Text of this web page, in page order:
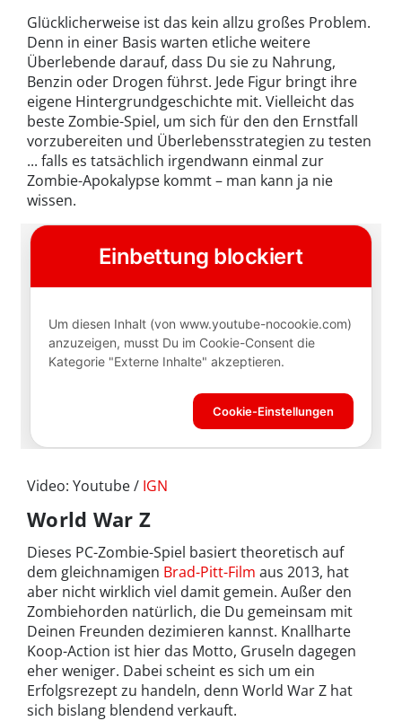
Glücklicherweise ist das kein allzu großes Problem.
Denn in einer Basis warten etliche weitere
Überlebende darauf, dass Du sie zu Nahrung,
Benzin oder Drogen führst. Jede Figur bringt ihre
eigene Hintergrundgeschichte mit. Vielleicht das
beste Zombie-Spiel, um sich für den den Ernstfall
vorzubereiten und Überlebensstrategien zu testen
... falls es tatsächlich irgendwann einmal zur
Zombie-Apokalypse kommt – man kann ja nie
wissen.
Video: Youtube / IGN
World War Z
Dieses PC-Zombie-Spiel basiert theoretisch auf
dem gleichnamigen Brad-Pitt-Film aus 2013, hat
aber nicht wirklich viel damit gemein. Außer den
Zombiehorden natürlich, die Du gemeinsam mit
Deinen Freunden dezimieren kannst. Knallharte
Koop-Action ist hier das Motto, Gruseln dagegen
eher weniger. Dabei scheint es sich um ein
Erfolgsrezept zu handeln, denn World War Z hat
sich bislang blendend verkauft.